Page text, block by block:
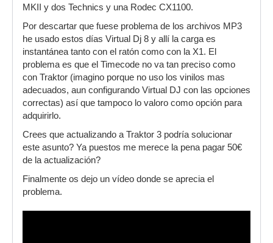
MKII y dos Technics y una Rodec CX1100.
Por descartar que fuese problema de los archivos MP3
he usado estos días Virtual Dj 8 y allí la carga es
instantánea tanto con el ratón como con la X1. El
problema es que el Timecode no va tan preciso como
con Traktor (imagino porque no uso los vinilos mas
adecuados, aun configurando Virtual DJ con las opciones
correctas) así que tampoco lo valoro como opción para
adquirirlo.
Crees que actualizando a Traktor 3 podría solucionar
este asunto? Ya puestos me merece la pena pagar 50€
de la actualización?
Finalmente os dejo un vídeo donde se aprecia el
problema.